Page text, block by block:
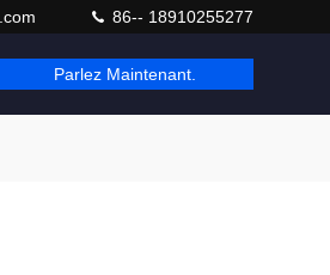
86-- 18910255277
Parlez Maintenant.